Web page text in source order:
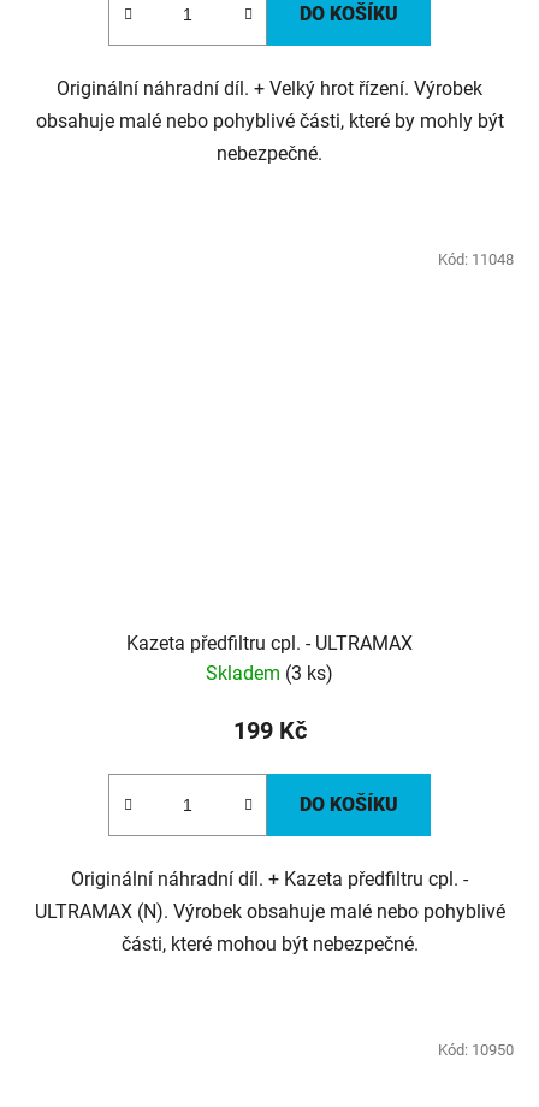
DO KOŠÍKU
Originální náhradní díl. + Velký hrot řízení. Výrobek
obsahuje malé nebo pohyblivé části, které by mohly být
nebezpečné.
Kazeta předfiltru cpl. - ULTRAMAX
Skladem (3 ks)
199 Kč
DO KOŠÍKU
Originální náhradní díl. + Kazeta předfiltru cpl. -
ULTRAMAX (N). Výrobek obsahuje malé nebo pohyblivé
části, které mohou být nebezpečné.
Kód: 11048
Kód: 10950